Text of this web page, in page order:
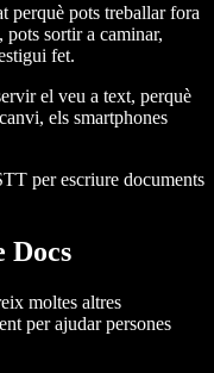
perquè pots treballar fora
sortir a caminar,
fet.
el veu a text, perquè
els smartphones
per escriure documents
Docs
moltes altres
per ajudar persones